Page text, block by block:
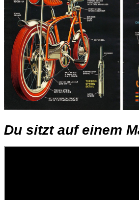
Du sitzt auf einem